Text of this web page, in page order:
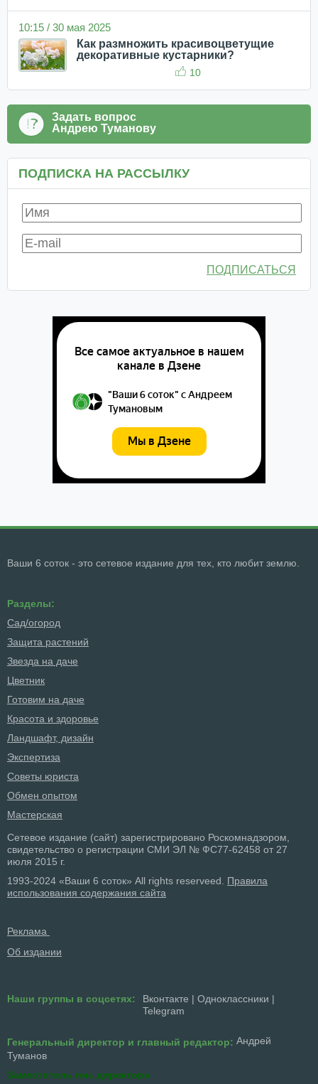
10:15 / 30 мая 2025
Как размножить красивоцветущие
декоративные кустарники?
10
Задать вопрос
Андрею Туманову
ПОДПИСКА НА РАССЫЛКУ
ПОДПИСАТЬСЯ
Ваши 6 соток - это сетевое издание для тех, кто любит землю.
Разделы:
Сад/огород
Защита растений
Звезда на даче
Цветник
Готовим на даче
Красота и здоровье
Ландшафт, дизайн
Экспертиза
Советы юриста
Обмен опытом
Мастерская
Сетевое издание (сайт) зарегистрировано Роскомнадзором,
свидетельство о регистрации СМИ ЭЛ № ФС77-62458 от 27
июля 2015 г.
1993-2024 «Ваши 6 соток» All rights reserveed. Правила
использования содержания сайта
Реклама
Об издании
Наши группы в соцсетях: Вконтакте | Одноклассники |
Telegram
Генеральный директор и главный редактор: Андрей
Туманов
Заместитель ген. директора